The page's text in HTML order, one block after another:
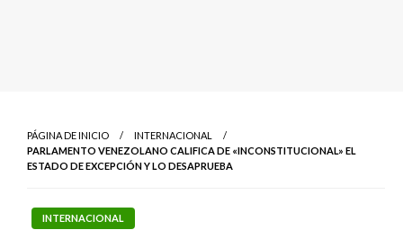
PÁGINA DE INICIO
INTERNACIONAL
PARLAMENTO VENEZOLANO CALIFICA DE «INCONSTITUCIONAL» EL
ESTADO DE EXCEPCIÓN Y LO DESAPRUEBA
INTERNACIONAL